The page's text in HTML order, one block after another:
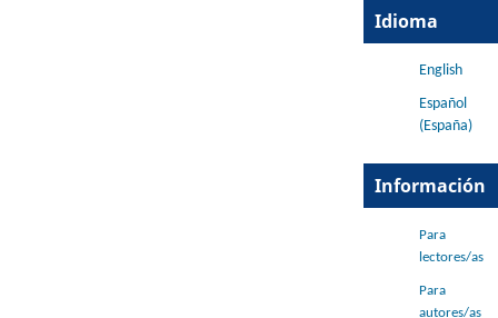
Idioma
English
Español
(España)
Información
Para
lectores/as
Para
autores/as